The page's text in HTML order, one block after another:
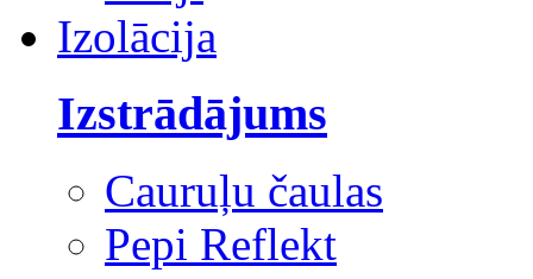
Izolācija
Izstrādājums
Cauruļu čaulas
Pepi Reflekt